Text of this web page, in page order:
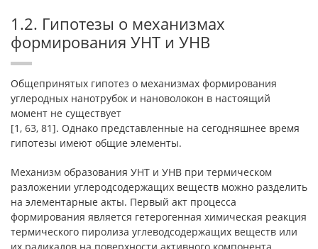
1.2. Гипотезы о механизмах
формирования УНТ и УНВ
Общепринятых гипотез о механизмах формирования
углеродных нанотрубок и нановолокон в настоящий
момент не существует
[1, 63, 81]. Однако представленные на сегодняшнее время
гипотезы имеют общие элементы.
Механизм образования УНТ и УНВ при термическом
разложении углеродсодержащих веществ можно разделить
на элементарные акты. Первый акт процесса
формирования является гетерогенная химическая реакция
термического пиролиза углеводсодержащих веществ или